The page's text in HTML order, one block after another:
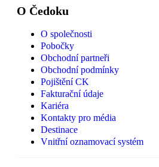
O Čedoku
O společnosti
Pobočky
Obchodní partneři
Obchodní podmínky
Pojištění CK
Fakturační údaje
Kariéra
Kontakty pro média
Destinace
Vnitřní oznamovací systém